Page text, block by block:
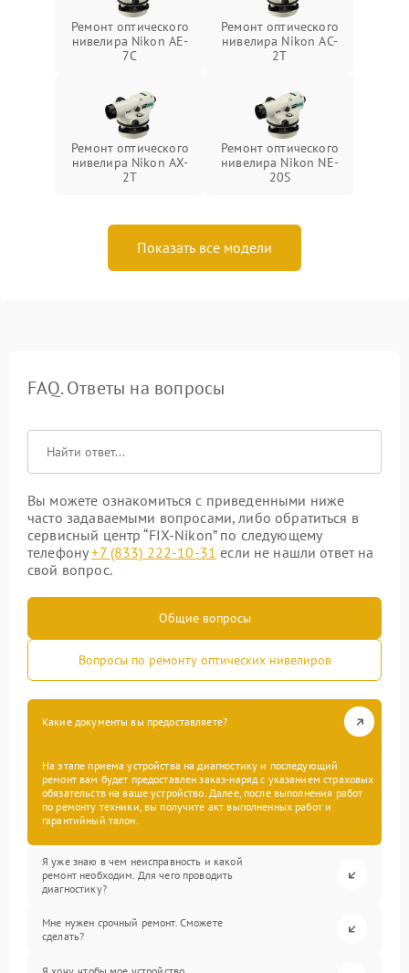
Ремонт оптического
нивелира Nikon AE-
7C
Ремонт оптического
нивелира Nikon AC-
2T
Ремонт оптического
нивелира Nikon AX-
2T
Ремонт оптического
нивелира Nikon NE-
20S
Показать все модели
FAQ. Ответы на вопросы
Вы можете ознакомиться с приведенными ниже
часто задаваемыми вопросами, либо обратиться в
сервисный центр “FIX-Nikon” по следующему
телефону+7 (833) 222-10-31 если не нашли ответ на
свой вопрос.
Общие вопросы
Вопросы по ремонту оптических нивелиров
Какие документы вы предоставляете?
На этапе приема устройства на диагностику и последующий
ремонт вам будет предоставлен заказ-наряд с указанием страховых
обязательств на ваше устройство. Далее, после выполнения работ
по ремонту техники, вы получите акт выполненных работ и
гарантийный талон.
Я уже знаю в чем неисправность и какой
ремонт необходим. Для чего проводить
диагностику?
Мне нужен срочный ремонт. Сможете
сделать?
Я хочу, чтобы мое устройство